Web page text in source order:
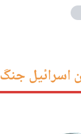
اسرائیل جنگ